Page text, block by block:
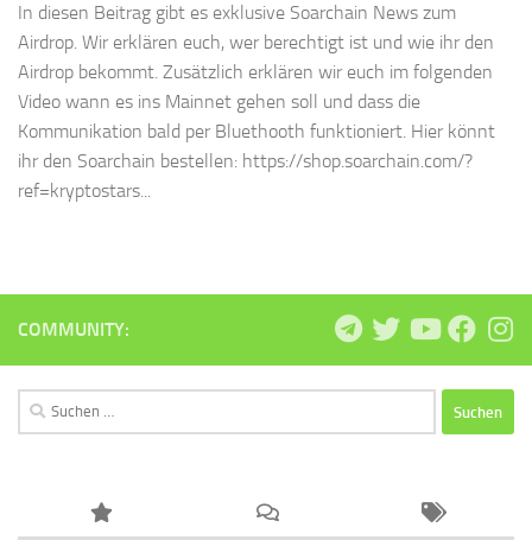
In diesen Beitrag gibt es exklusive Soarchain News zum
Airdrop. Wir erklären euch, wer berechtigt ist und wie ihr den
Airdrop bekommt. Zusätzlich erklären wir euch im folgenden
Video wann es ins Mainnet gehen soll und dass die
Kommunikation bald per Bluethooth funktioniert. Hier könnt
ihr den Soarchain bestellen: https://shop.soarchain.com/?
ref=kryptostars...
COMMUNITY:
Suchen
nach: